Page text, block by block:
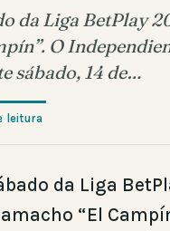
da Liga BetPlay
O
sábado, 14 de…
leitura
da Liga
“El